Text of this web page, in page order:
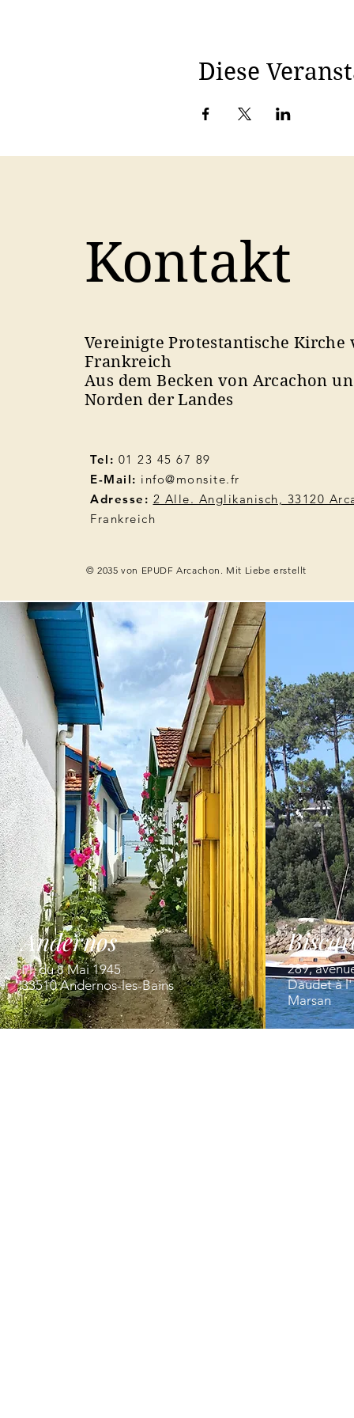
Diese
Kontakt
Vereinigte Protestantische Kirche
Frankreich
Aus dem Becken von Arcachon
Norden der Landes
Tel: 01 23 45 67 89
E-Mail: info@monsite.fr
Adresse: 2 Alle. Anglikanisch, 33120
Frankreich
© 2035 von EPUDF Arcachon. Mit Liebe erstellt
Andernos
Pl. du 8 Mai 1945
33510 Andernos-les-Bains
289,
Daudet à l'
Marsan